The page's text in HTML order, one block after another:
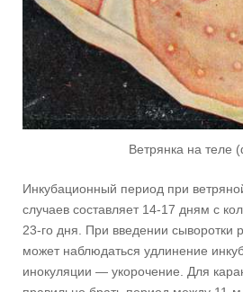
Ветрянка на теле
Инкубационный период при
случаев составляет 14-17 дням с
23-го дня. При введении сыворотки
может наблюдаться удлинение
инокуляции — укорочение. Для